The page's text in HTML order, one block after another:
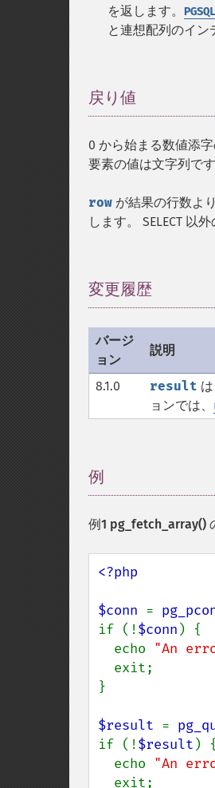
を返します。
と連想配列のイン
戻り値
0 から始まる数値添
要素の値は文字列で
row が結果の行数よ
します。 SELECT 以
変更履歴
バージ
ョン
説明
8.1.0 result は
ョンでは、
例
例1 pg_fetch_array()
<?php
$conn =
if (!$conn ) {
  echo
"An
}
$result =
if (!$result ) {
  echo
"An